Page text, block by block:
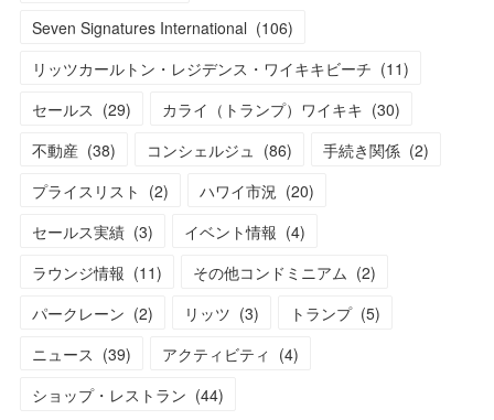
Seven Signatures International (106)
リッツカールトン・レジデンス・ワイキキビーチ (11)
セールス (29) カライ（トランプ）ワイキキ (30)
不動産 (38) コンシェルジュ (86) 手続き関係 (2)
プライスリスト (2) ハワイ市況 (20)
セールス実績 (3) イベント情報 (4)
ラウンジ情報 (11) その他コンドミニアム (2)
パークレーン (2) リッツ (3) トランプ (5)
ニュース (39) アクティビティ (4)
ショップ・レストラン (44)